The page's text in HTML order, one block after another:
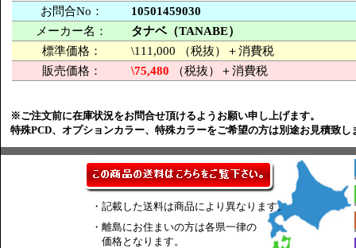
お問合No：
10501459030
メーカー名：
タナベ（TANABE）
標準価格：
\111,000 （税抜）＋消費税
販売価格：
\75,480 （税抜）＋消費税
※ご注文前に在庫状況をお問合せ頂けるようお願い申し上げます。
特殊PCD、オプションカラー、特殊カラーをご希望の方は別途お見積致し
・記載した送料は商品により異なります。
・離島にお住まいの方は各県一律の
価格となります。